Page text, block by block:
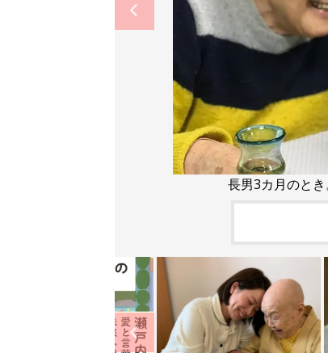
長男3カ月のと